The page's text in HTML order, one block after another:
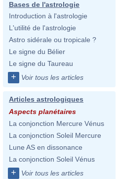
Bases de l'astrologie
Introduction à l'astrologie
L'utilité de l'astrologie
Astro sidérale ou tropicale ?
Le signe du Bélier
Le signe du Taureau
+ Voir tous les articles
Articles astrologiques
Aspects planétaires
La conjonction Mercure Vénus
La conjonction Soleil Mercure
Lune AS en dissonance
La conjonction Soleil Vénus
+ Voir tous les articles